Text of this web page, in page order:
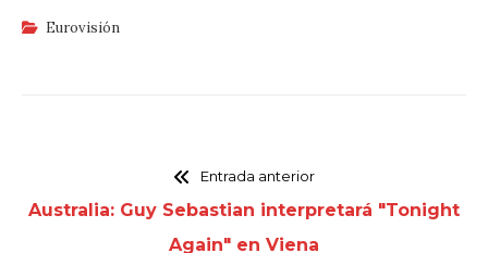
Eurovisión
Entrada anterior
Australia: Guy Sebastian interpretará "Tonight
Again" en Viena